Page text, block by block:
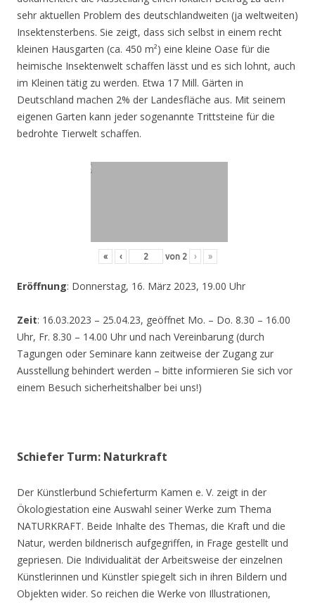
sehr aktuellen Problem des deutschlandweiten (ja weltweiten)
Insektensterbens. Sie zeigt, dass sich selbst in einem recht
kleinen Hausgarten (ca. 450 m²) eine kleine Oase für die
heimische Insektenwelt schaffen lässt und es sich lohnt, auch
im Kleinen tätig zu werden. Etwa 17 Mill. Gärten in
Deutschland machen 2% der Landesfläche aus. Mit seinem
eigenen Garten kann jeder sogenannte Trittsteine für die
bedrohte Tierwelt schaffen.
« ‹ von 2 › »
Eröffnung: Donnerstag, 16. März 2023, 19.00 Uhr
Zeit: 16.03.2023 – 25.04.23, geöffnet Mo. – Do. 8.30 – 16.00
Uhr, Fr. 8.30 – 14.00 Uhr und nach Vereinbarung (durch
Tagungen oder Seminare kann zeitweise der Zugang zur
Ausstellung behindert werden – bitte informieren Sie sich vor
einem Besuch sicherheitshalber bei uns!)
Schiefer Turm: Naturkraft
Der Künstlerbund Schieferturm Kamen e. V. zeigt in der
Ökologiestation eine Auswahl seiner Werke zum Thema
NATURKRAFT. Beide Inhalte des Themas, die Kraft und die
Natur, werden bildnerisch aufgegriffen, in Frage gestellt und
gepriesen. Die Individualität der Arbeitsweise der einzelnen
Künstlerinnen und Künstler spiegelt sich in ihren Bildern und
Objekten wider. So reichen die Werke von Illustrationen,